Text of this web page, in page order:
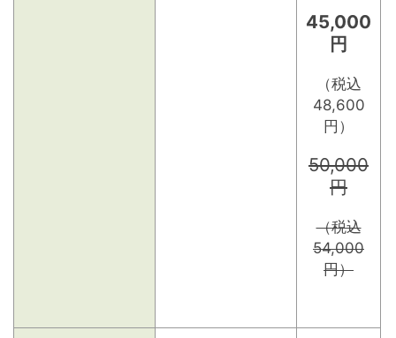
45,000
円
（税込
48,600
円）
50,000
円
（税込
54,000
円）